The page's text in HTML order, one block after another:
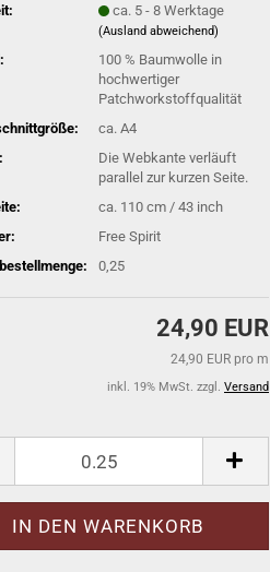
ca. 5 - 8 Werktage
(Ausland abweichend)
100 % Baumwolle in
hochwertiger
Patchworkstoffqualität
ca. A4
Die Webkante verläuft
parallel zur kurzen Seite.
ca. 110 cm / 43 inch
Free Spirit
0,25
24,90 EUR
24,90 EUR pro m
inkl. 19% MwSt. zzgl. Versand